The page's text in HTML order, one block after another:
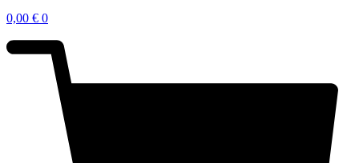
0,00 € 0